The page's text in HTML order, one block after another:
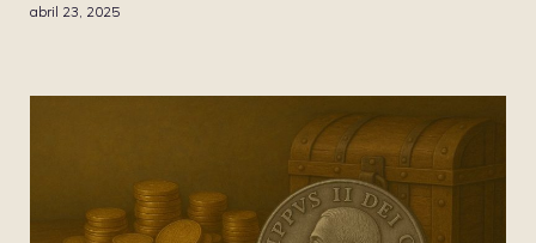
abril 23, 2025